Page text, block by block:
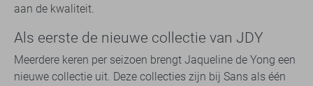
aan de kwaliteit.
Als eerste de nieuwe collectie van JDY
Meerdere keren per seizoen brengt Jaqueline de Yong een
nieuwe collectie uit. Deze collecties zijn bij Sans als één